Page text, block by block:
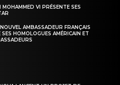
MOHAMMED VI PRÉSENTE SES
AMBASSADEUR FRANÇAIS
HOMOLOGUES AMÉRICAIN ET